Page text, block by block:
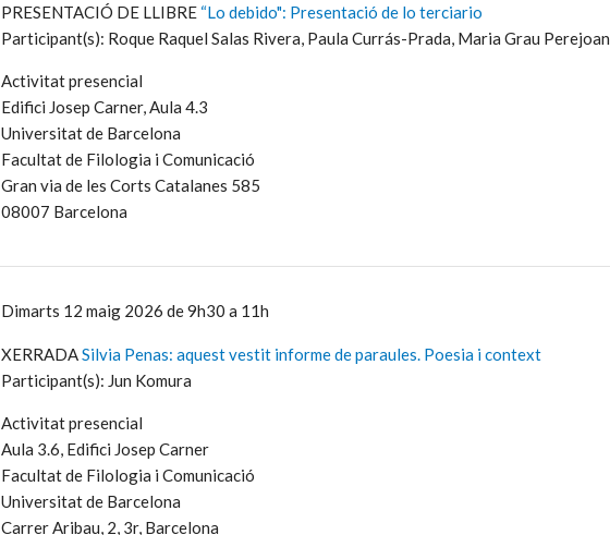
PRESENTACIÓ DE LLIBRE “Lo debido": Presentació de lo terciario
Participant(s): Roque Raquel Salas Rivera, Paula Currás-Prada, Maria Grau Perejoan
Activitat presencial
Edifici Josep Carner, Aula 4.3
Universitat de Barcelona
Facultat de Filologia i Comunicació
Gran via de les Corts Catalanes 585
08007 Barcelona
Dimarts 12 maig 2026 de 9h30 a 11h
XERRADASilvia Penas: aquest vestit informe de paraules. Poesia i context
Participant(s): Jun Komura
Activitat presencial
Aula 3.6, Edifici Josep Carner
Facultat de Filologia i Comunicació
Universitat de Barcelona
Carrer Aribau, 2, 3r, Barcelona